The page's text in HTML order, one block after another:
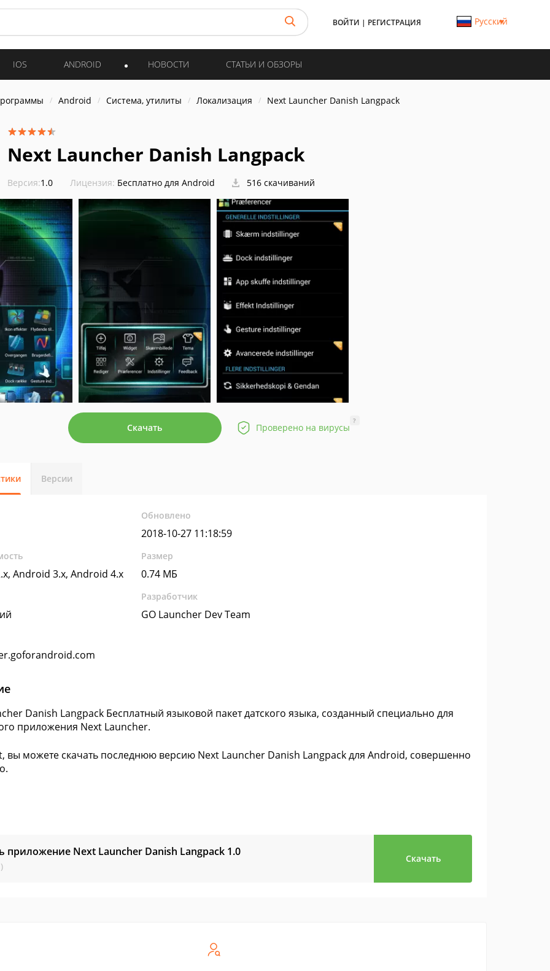
ВОЙТИ | РЕГИСТРАЦИЯ Русский
IOS ANDROID НОВОСТИ СТАТЬИ И ОБЗОРЫ
Android Система, утилиты Локализация Next Launcher Danish Langpack
Next Launcher Danish Langpack
Версия:1.0 Лицензия: Бесплатно для Android 516 скачиваний
Скачать Проверено на вирусы
?
Версии
Обновлено
2018-10-27 11:18:59
Android 3.x, Android 4.x
Размер
0.74 МБ
Разработчик
GO Launcher Dev Team
Danish Langpack Бесплатный языковой пакет датского языка, созданный специально для
приложения Next Launcher.
вы можете скачать последнюю версию Next Launcher Danish Langpack для Android, совершенно
приложение Next Launcher Danish Langpack 1.0
Скачать